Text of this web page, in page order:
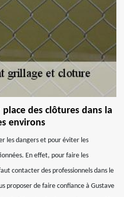
des clôtures dans la
environs
les dangers et pour éviter les
En effet, pour faire les
contacter des professionnels dans le
proposer de faire confiance à Gustave